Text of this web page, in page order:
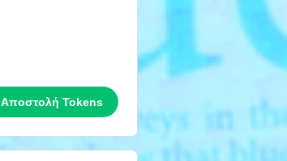
Αποστολή Tokens